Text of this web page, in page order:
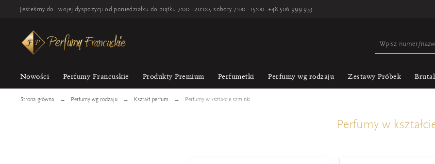
Jesteśmy do Twojej dyspozycji od poniedziałku do piątku 7:00 - 20:00, soboty 7:00 - 15:00. +48 506 999 953
Nowości Perfumy Francuskie Produkty Premium Perfumetki Perfumy wg rodzaju Zestawy Próbek
Strona główna Perfumy wg rodzaju Kształt perfum Perfumy w kształcie szminki
Perfumy w